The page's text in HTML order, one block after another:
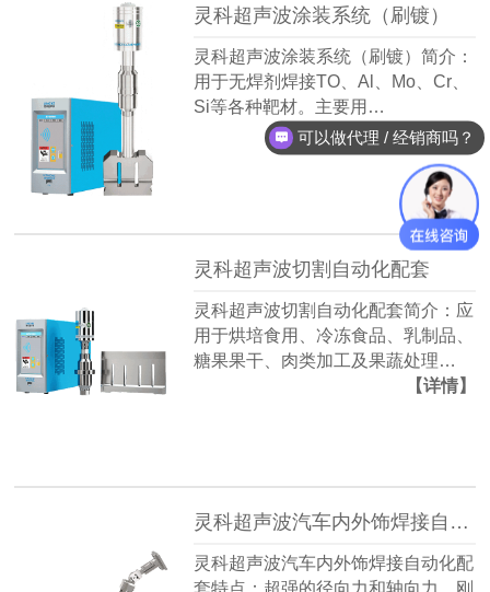
灵科超声波涂装系统（刷镀）
灵科超声波涂装系统（刷镀）简介：
用于无焊剂焊接TO、Al、Mo、Cr、
Si等各种靶材。主要用…
【详情】
灵科超声波切割自动化配套
灵科超声波切割自动化配套简介：应
用于烘培食用、冷冻食品、乳制品、
糖果果干、肉类加工及果蔬处理…
【详情】
灵科超声波汽车内外饰焊接自动化配套
灵科超声波汽车内外饰焊接自动化配
可以做代理 / 经销商吗？